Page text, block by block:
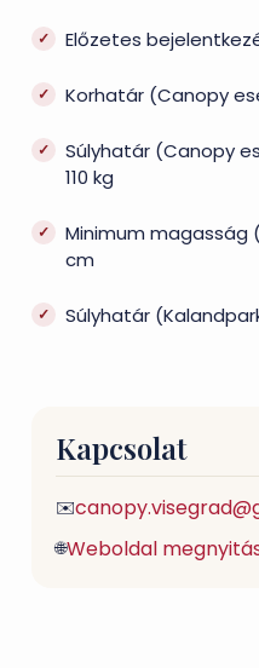
Előzetes
Korhatár (Canopy
Súlyhatár (Canopy
110 kg
Minimum magasság
cm
Súlyhatár
Kapcsolat
✉️
🌐Weboldal